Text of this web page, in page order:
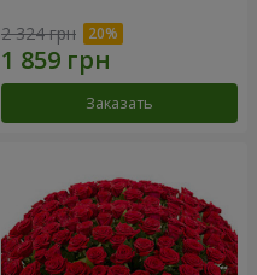
2 324 грн
Заказать